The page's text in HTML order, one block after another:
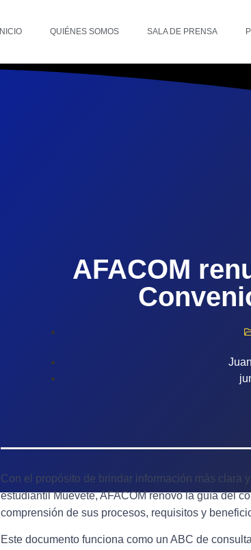
INICIO QUIÉNES SOMOS SALA DE PRENSA
AFACOM
Con el propósito de brindar información más clara
estudiantil Muévete, AFACOM renovó la guía del
comprensión de sus procesos, requisitos y
Este documento funciona como un ABC de